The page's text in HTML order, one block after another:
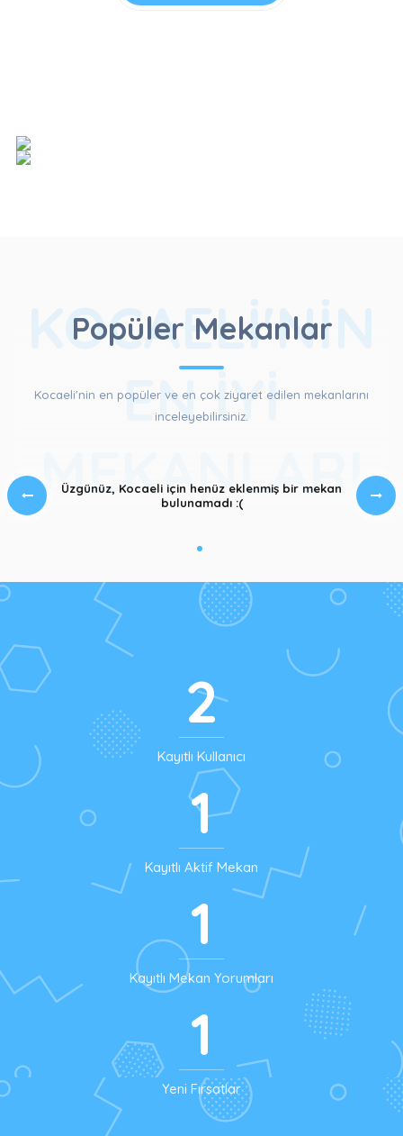
Popüler Mekanlar
KOCAELI'NIN
EN İYI
MEKANLARI
Kocaeli'nin en popüler ve en çok ziyaret edilen mekanlarını
inceleyebilirsiniz.
Üzgünüz, Kocaeli için henüz eklenmiş bir mekan
bulunamadı :(
2
Kayıtlı Kullanıcı
1
Kayıtlı Aktif Mekan
1
Kayıtlı Mekan Yorumları
1
Yeni Fırsatlar